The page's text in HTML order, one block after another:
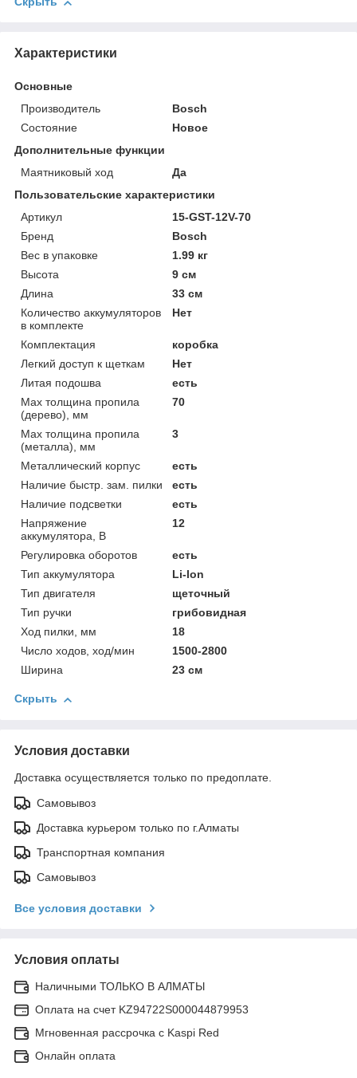
Характеристики
Основные
Производитель
Bosch
Состояние
Новое
Дополнительные функции
Маятниковый ход
Да
Пользовательские характеристики
Артикул
15-GST-12V-70
Бренд
Bosch
Вес в упаковке
1.99 кг
Высота
9 см
Длина
33 см
Количество аккумуляторов
в комплекте
Нет
Комплектация
коробка
Легкий доступ к щеткам
Нет
Литая подошва
есть
Мах толщина пропила
(дерево), мм
70
Мах толщина пропила
(металла), мм
3
Металлический корпус
есть
Наличие быстр. зам. пилки
есть
Наличие подсветки
есть
Напряжение
аккумулятора, В
12
Регулировка оборотов
есть
Тип аккумулятора
Li-lon
Тип двигателя
щеточный
Тип ручки
грибовидная
Ход пилки, мм
18
Число ходов, ход/мин
1500-2800
Ширина
23 см
Скрыть
Условия доставки
Доставка осуществляется только по предоплате.
Самовывоз
Доставка курьером только по г.Алматы
Транспортная компания
Самовывоз
Все условия доставки
Условия оплаты
Наличными ТОЛЬКО В АЛМАТЫ
Оплата на счет KZ94722S000044879953
Мгновенная рассрочка с Kaspi Red
Онлайн оплата